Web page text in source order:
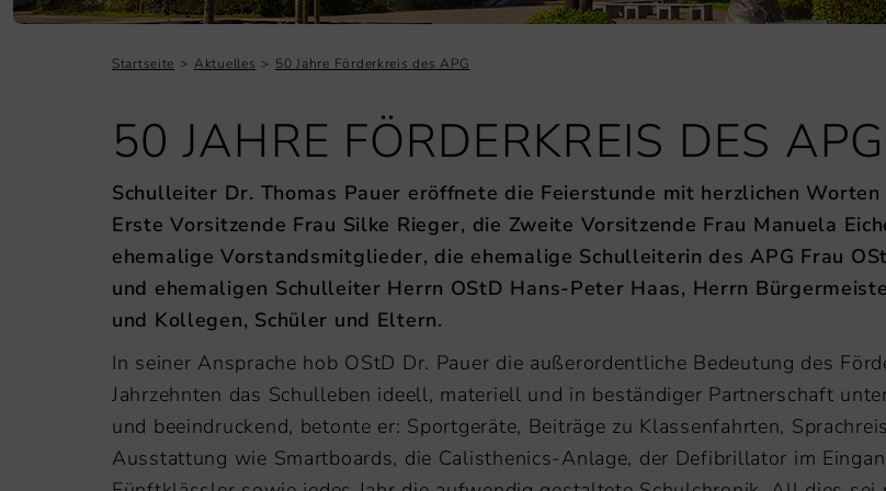
Startseite Aktuelles 50 Jahre Förderkreis des APG
50 JAHRE FÖRDERKREIS DES APG
Schulleiter Dr. Thomas Pauer eröffnete die Feierstunde mit herzlichen
Erste Vorsitzende Frau Silke Rieger, die Zweite Vorsitzende Frau Manuela
ehemalige Vorstandsmitglieder, die ehemalige Schulleiterin des APG Frau
und ehemaligen Schulleiter Herrn OStD Hans-Peter Haas, Herrn
und Kollegen, Schüler und Eltern.
In seiner Ansprache hob OStD Dr. Pauer die außerordentliche Bedeutung des
Jahrzehnten das Schulleben ideell, materiell und in beständiger Partnerschaft
und beeindruckend, betonte er: Sportgeräte, Beiträge zu Klassenfahrten,
Ausstattung wie Smartboards, die Calisthenics-Anlage, der Defibrillator im